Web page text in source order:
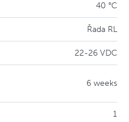
40 °C
Řada RL
22-26 VDC
6 weeks
1